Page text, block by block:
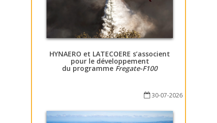
HYNAERO et LATECOERE s’associent
pour le développement
du programme Fregate-F100
30-07-2026